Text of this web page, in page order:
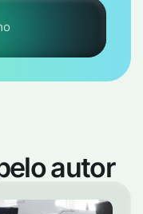
autor